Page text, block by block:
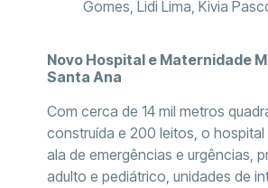
Gomes, Lidi Lima, Kivia
Novo Hospital e Maternidade
Santa Ana
Com cerca de 14 mil metros
construída e 200 leitos, o
ala de emergências e urgências,
adulto e pediátrico, unidades de